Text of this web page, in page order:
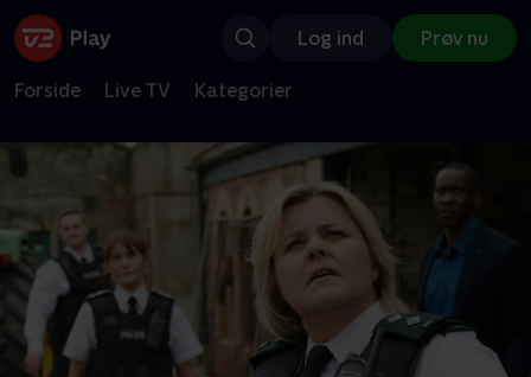
Log ind Prøv nu
Forside Live TV Kategorier